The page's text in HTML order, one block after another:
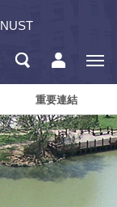
NUST
重要連結